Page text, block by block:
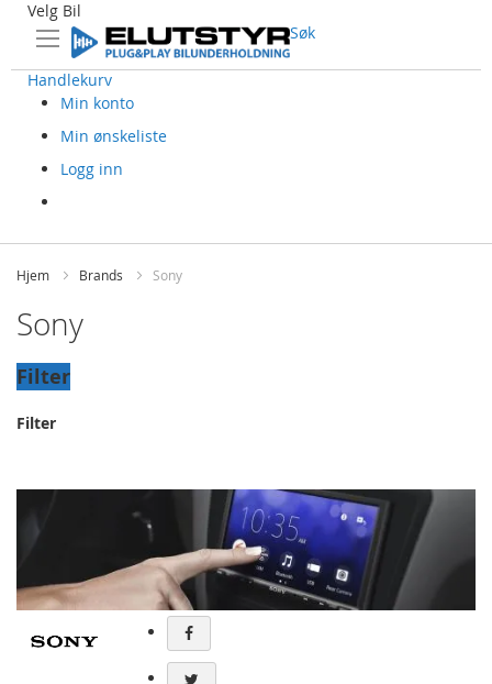
Velg Bil
Søk
Handlekurv
Min konto
Min ønskeliste
Logg inn
Skip
to
Hjem Brands Sony
Sony
Filter
Filter